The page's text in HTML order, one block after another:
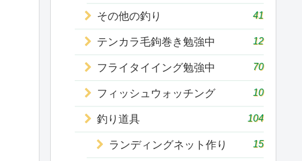
その他の釣り 41
テンカラ毛鉤巻き勉強中 12
フライタイイング勉強中 70
フィッシュウォッチング 10
釣り道具 104
ランディングネット作り 15